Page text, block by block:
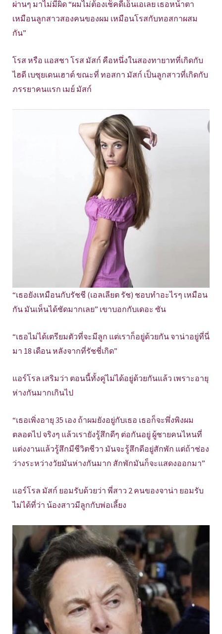
ผ่านๆ มาไม่มีผิด “ผมไม่ต้องเช็คดีเอ็นเอเลย เธอหน้าตา
เหมือนลูกสาวสองคนของผม เหมือนโรสกับทอสกาผสม
กัน”
โรส หรือ แอสชา โรส มัสก์ คือหนึ่งในสองทายาทที่เกิดกับ
ไฮดี เบซุยเดนเฮาต์ ขณะที่ ทอสกา มัสก์ เป็นลูกสาวที่เกิดกับ
ภรรยาคนแรก เมย์ มัสก์
“เธอยังเหมือนกับรัชชี (เอลเลียต รัช) ชอบทำอะไรๆ เหมือน
กัน มันเห็นได้ชัดมากเลย” เขาบอกกับเดอะ ซัน
“เธอไม่ได้เตรียมตัวที่จะมีลูก แต่เราก็อยู่ด้วยกัน จาน่าอยู่ที่นี่
มา 18 เดือน หลังจากที่รัชชี่เกิด”
แอร์โรล เสริมว่า ตอนนี้ทั้งคู่ไม่ได้อยู่ด้วยกันแล้ว เพราะอายุ
ห่างกันมากเกินไป
“เธอเพิ่งอายุ 35 เอง ถ้าผมยังอยู่กับเธอ เธอก็จะพึ่งพิงผม
ตลอดไป จริงๆ แล้วเรายังรู้สึกดีๆ ต่อกันอยู่ ผู้ชายคนไหนที่
แต่งงานแล้วรู้สึกมีชีวิตชีวา มันจะรู้สึกดีอยู่สักพัก แต่ถ้าช่อง
ว่างระหว่างวัยมันห่างกันมาก สักพักมันก็จะแสดงออกมา”
แอร์โรล มัสก์ ยอมรับด้วยว่า พี่สาว 2 คนของจาน่า ยอมรับ
ไม่ได้ที่ว่า น้องสาวมีลูกกับพ่อเลี้ยง